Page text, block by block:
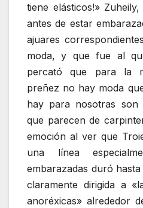
tiene elásticos!»
antes de estar
ajuares
moda, y que fue al
percató que para la
preñez no hay moda
hay para nosotras son
que parecen de
emoción al ver que
una línea
embarazadas duró
claramente dirigida a
anoréxicas» alrededor